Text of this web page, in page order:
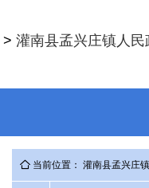
> 灌南县孟兴庄镇人民
当前位置： 灌南县孟兴庄